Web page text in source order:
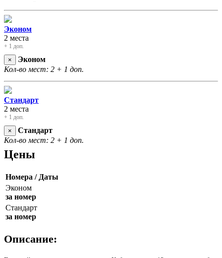
Эконом
2 места
+ 1 доп.
×
Эконом
Кол-во мест: 2 + 1 доп.
Стандарт
2 места
+ 1 доп.
×
Стандарт
Кол-во мест: 2 + 1 доп.
Цены
Номера / Даты
Эконом
за номер
Стандарт
за номер
Описание: